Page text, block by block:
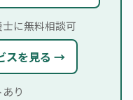
に無料相談可
スを見る →
り